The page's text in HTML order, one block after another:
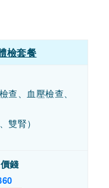
檢套餐
查、血壓檢查、
雙腎）
錢